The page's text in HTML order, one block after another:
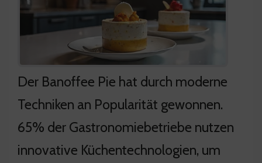
Der Banoffee Pie hat durch moderne
Techniken an Popularität gewonnen.
65% der Gastronomiebetriebe nutzen
innovative Küchentechnologien, um